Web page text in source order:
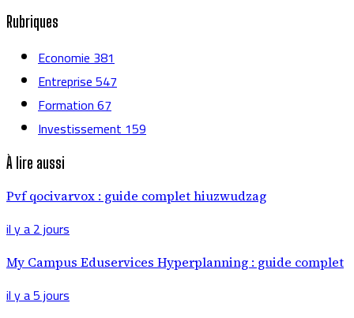
Rubriques
Economie381
Entreprise547
Formation67
Investissement159
À lire aussi
Pvf qocivarvox : guide complet hiuzwudzag
il y a 2 jours
My Campus Eduservices Hyperplanning : guide complet
il y a 5 jours